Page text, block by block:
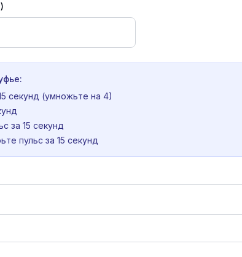
секунд (умножьте на 4)
за 15 секунд
пульс за 15 секунд